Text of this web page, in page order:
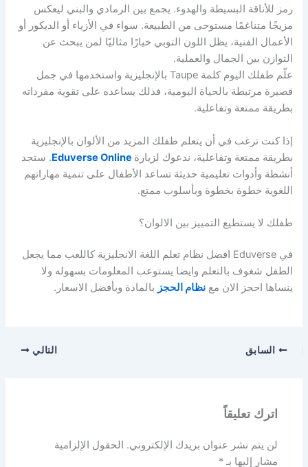
رمز للأناقة البسيطة والهدوء. يجمع بين الرمادي والبني ليعكس
مزيجًا متناغمًا مستوحى من الطبيعة. سواء في الأزياء أو الديكور أو
الأعمال الفنية، يظل اللون التوبي خيارًا مثاليًا لمن يبحث عن
التوازن بين الجمال والعملية.
علّم طفلك اليوم كلمة Taupe بالإنجليزية واستخدمها في جمل
قصيرة مرتبطة بالحياة اليومية، فذلك يساعده على تقوية مفرداته
بطريقة ممتعة وتفاعلية.
إذا كنت ترغب في أن يتعلم طفلك المزيد من الألوان بالإنجليزية
بطريقة ممتعة وتفاعلية، ندعوك لزيارة Eduverse Online. ستجد
أنشطة وأدوات تعليمية حديثة تساعد الأطفال على تنمية مهاراتهم
اللغوية خطوة بخطوة وبأسلوب ممتع.
طفلك لا يستطيع التمييز بين الالوان؟
في Eduverse افضل نظام تعلم اللغة الانجليزية كاللعب مما يجعل
الطفل شغوف بالتعلم وايضا يستوعب المعلومات بسهوله ولا
ينساها احجز الان معنظام الحجز بالمادة وبأفضل الاسعار.
السابق التالي
اترك تعليقاً
لن يتم نشر عنوان بريدك الإلكتروني. الحقول الإلزامية
مشار إليها بـ*